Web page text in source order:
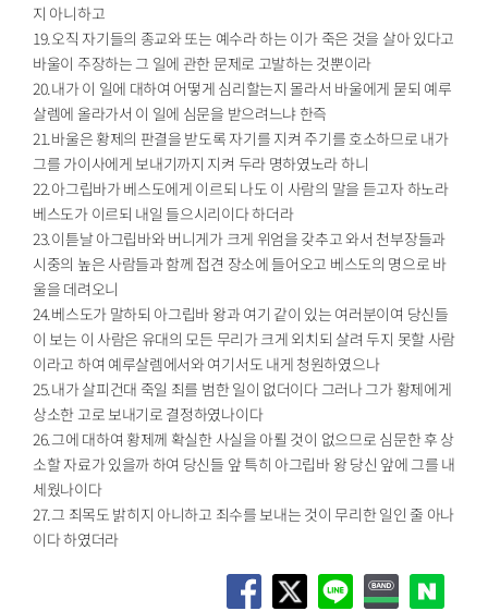
지 아니하고
19.오직 자기들의 종교와 또는 예수라 하는 이가 죽은 것을 살아 있다고
바울이 주장하는 그 일에 관한 문제로 고발하는 것뿐이라
20.내가 이 일에 대하여 어떻게 심리할는지 몰라서 바울에게 묻되 예루
살렘에 올라가서 이 일에 심문을 받으려느냐 한즉
21.바울은 황제의 판결을 받도록 자기를 지켜 주기를 호소하므로 내가
그를 가이사에게 보내기까지 지켜 두라 명하였노라 하니
22.아그립바가 베스도에게 이르되 나도 이 사람의 말을 듣고자 하노라
베스도가 이르되 내일 들으시리이다 하더라
23.이튿날 아그립바와 버니게가 크게 위엄을 갖추고 와서 천부장들과
시중의 높은 사람들과 함께 접견 장소에 들어오고 베스도의 명으로 바
울을 데려오니
24.베스도가 말하되 아그립바 왕과 여기 같이 있는 여러분이여 당신들
이 보는 이 사람은 유대의 모든 무리가 크게 외치되 살려 두지 못할 사람
이라고 하여 예루살렘에서와 여기서도 내게 청원하였으나
25.내가 살피건대 죽일 죄를 범한 일이 없더이다 그러나 그가 황제에게
상소한 고로 보내기로 결정하였나이다
26.그에 대하여 황제께 확실한 사실을 아뢸 것이 없으므로 심문한 후 상
소할 자료가 있을까 하여 당신들 앞 특히 아그립바 왕 당신 앞에 그를 내
세웠나이다
27.그 죄목도 밝히지 아니하고 죄수를 보내는 것이 무리한 일인 줄 아나
이다 하였더라